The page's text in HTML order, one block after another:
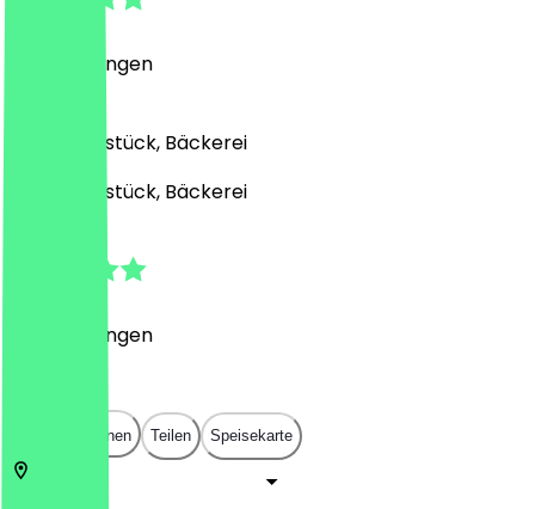
Bewertungen
Café, Frühstück, Bäckerei
Café, Frühstück, Bäckerei
Bewertungen
In App öffnen Teilen Speisekarte